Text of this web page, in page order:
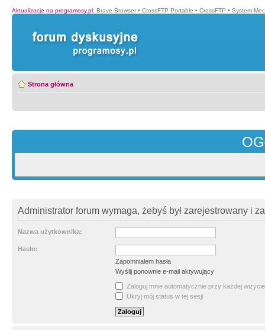
Aktualizacje na programosy.pl: Brave Browser • CrossFTP Portable • CrossFTP • System
Strona główna
Administrator forum wymaga, żebyś był zarejestrowany i
Nazwa użytkownika:
Hasło:
Zapomniałem hasła
Wyślij ponownie e-mail aktywujący
Zaloguj mnie automatycznie przy każdej wizycie
Ukryj mój status w tej sesji